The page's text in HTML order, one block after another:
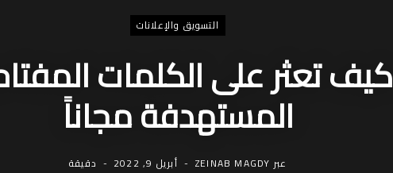
التسويق والإعلانات
كيف تعثر على الكلمات
المستهدفة مجاناً
عبر ZEINAB MAGDY أبريل 9, 2022 دقيقة